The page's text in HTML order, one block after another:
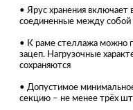
• Ярус хранения включает
соединенные между
• К раме стеллажа можно
зацеп. Нагрузочные
сохраняются
• Допустимое
секцию – не менее трёх